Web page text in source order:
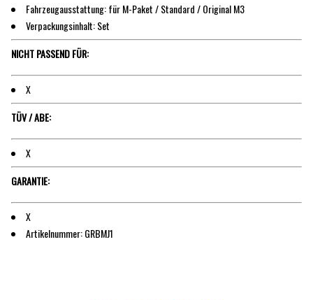
Fahrzeugausstattung: für M-Paket / Standard / Original M3
Verpackungsinhalt: Set
NICHT PASSEND FÜR:
X
TÜV / ABE:
X
GARANTIE:
X
Artikelnummer: GRBMJ1